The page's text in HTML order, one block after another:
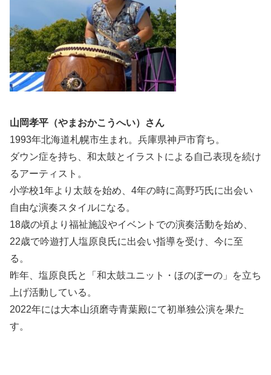
山岡孝平（やまおかこうへい）さん
1993年北海道札幌市生まれ。兵庫県神戸市育ち。
ダウン症を持ち、和太鼓とイラストによる自己表現を続け
るアーティスト。
小学校1年より太鼓を始め、4年の時に高野巧氏に出会い
自由な演奏スタイルになる。
18歳の頃より福祉施設やイベントでの演奏活動を始め、
22歳で吟遊打人塩原良氏に出会い指導を受け、今に至
る。
昨年、塩原良氏と「和太鼓ユニット・ほのぼーの」を立ち
上げ活動している。
2022年には大本山須磨寺青葉殿にて初単独公演を果た
す。